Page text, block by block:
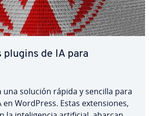
plugins de IA para
una solución rápida y sencilla para
WordPress. Estas ex­te­n­sio­nes,